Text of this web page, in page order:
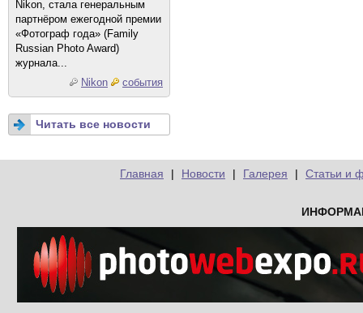
Nikon, стала генеральным
партнёром ежегодной премии
«Фотограф года» (Family
Russian Photo Award)
журнала...
Nikon
события
Читать все новости
Главная | Новости | Галерея | Статьи и